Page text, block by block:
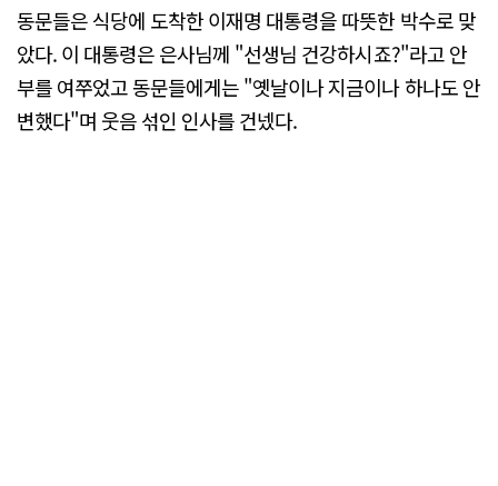
동문들은 식당에 도착한 이재명 대통령을 따뜻한 박수로 맞
았다. 이 대통령은 은사님께 "선생님 건강하시죠?"라고 안
부를 여쭈었고 동문들에게는 "옛날이나 지금이나 하나도 안
변했다"며 웃음 섞인 인사를 건넸다.